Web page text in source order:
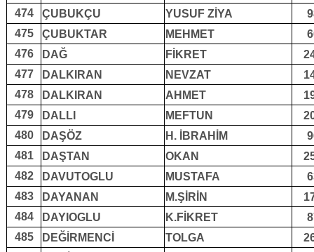
474
ÇUBUKÇU YUSUF ZİYA
475
ÇUBUKTAR MEHMET
476
DAĞ FİKRET
477
DALKIRAN NEVZAT
478
DALKIRAN AHMET
479
DALLI MEFTUN
480
DAŞÖZ H. İBRAHİM
481
DAŞTAN OKAN
482
DAVUTOGLU MUSTAFA
483
DAYANAN M.ŞİRİN
484
DAYIOGLU K.FİKRET
485
DEĞİRMENCİ TOLGA